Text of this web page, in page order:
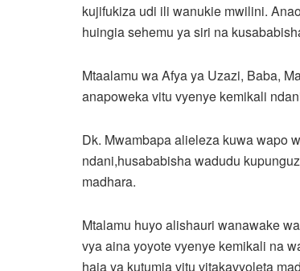
kujifukiza udi ili wanukie mwilini.
huingia sehemu ya siri na
Mtaalamu wa Afya ya Uzazi, Baba,
anapoweka vitu vyenye kemikali
Dk. Mwambapa alieleza kuwa wapo
ndani,husababisha wadudu
madhara.
Mtalamu huyo alishauri wanawake
vya aina yoyote vyenye kemikali na
haja ya kutumia vitu vitakavyoleta